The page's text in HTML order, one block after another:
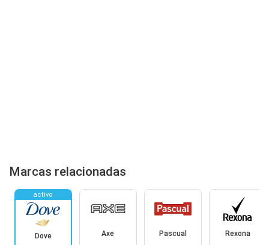
Marcas relacionadas
activo
Dove Axe Pascual Rexona